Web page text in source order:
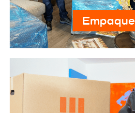
Empaque